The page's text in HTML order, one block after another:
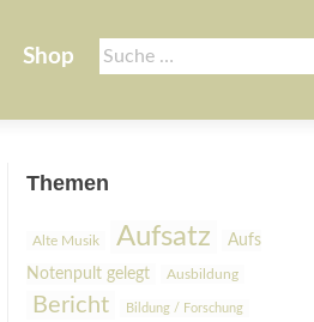
Suche
nach:
Shop
Themen
Alte Musik Aufsatz
Aufs
Notenpult gelegt
Ausbildung
Bericht Bildung / Forschung